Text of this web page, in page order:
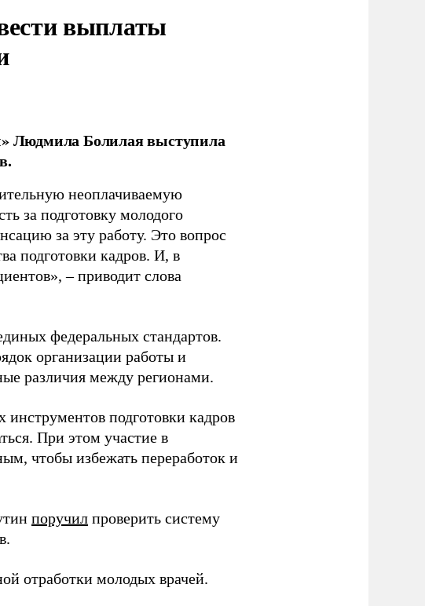
выплаты
Людмила Болилая выступила
неоплачиваемую
за подготовку молодого
за эту работу. Это вопрос
подготовки кадров. И, в
– приводит слова
федеральных стандартов.
организации работы и
различия между регионами.
инструментов подготовки кадров
При этом участие в
чтобы избежать переработок и
поручил проверить систему
отработки молодых врачей.